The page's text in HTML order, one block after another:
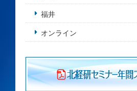
福井
オンライン